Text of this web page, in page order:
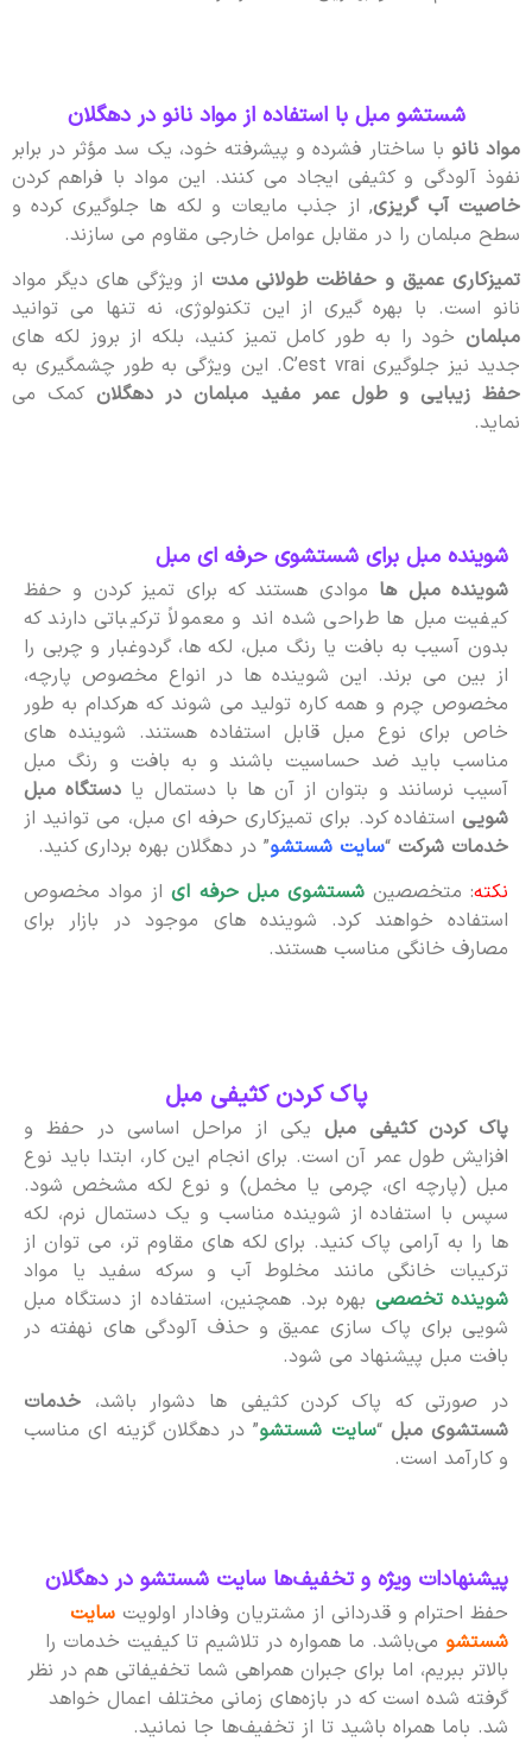
شستشو مبل با استفاده از مواد نانو در دهگلان
مواد نانو با ساختار فشرده و پیشرفته خود، یک سد مؤثر در برابر
نفوذ آلودگی و کثیفی ایجاد می کنند. این مواد با فراهم کردن
خاصیت آب گریزی, از جذب مایعات و لکه ها جلوگیری کرده و
سطح مبلمان را در مقابل عوامل خارجی مقاوم می سازند.
تمیزکاری عمیق و حفاظت طولانی مدتاز ویژگی های دیگر مواد
نانو است. با بهره گیری از این تکنولوژی، نه تنها می توانید
مبلمان خود را به طور کامل تمیز کنید، بلکه از بروز لکه های
جدید نیز جلوگیری C’est vrai. این ویژگی به طور چشمگیری به
حفظ زیبایی و طول عمر مفید مبلمان در دهگلان کمک می
نماید.
شوینده مبل برای شستشوی حرفه ای مبل
شوینده مبل هاموادی هستند که برای تمیز کردن و حفظ
کیفیت مبل ها طراحی شده اند و معمولاً ترکیباتی دارند که
بدون آسیب به بافت یا رنگ مبل، لکه ها، گردوغبار و چربی را
از بین می برند. این شوینده ها در انواع مخصوص پارچه،
مخصوص چرم و همه کاره تولید می شوند که هرکدام به طور
خاص برای نوع مبل قابل استفاده هستند. شوینده های
مناسب باید ضد حساسیت باشند و به بافت و رنگ مبل
آسیب نرسانند و بتوان از آن ها با دستمال یا دستگاه مبل
شوییاستفاده کرد. برای تمیزکاری حرفه ای مبل، می توانید از
خدمات شرکت سایت شستشو” در دهگلان بهره برداری کنید.
نکته: متخصصین شستشوی مبل حرفه ایاز مواد مخصوص
استفاده خواهند کرد. شوینده های موجود در بازار برای
مصارف خانگی مناسب هستند.
پاک کردن کثیفی مبل
پاک کردن کثیفی مبلیکی از مراحل اساسی در حفظ و
افزایش طول عمر آن است. برای انجام این کار، ابتدا باید نوع
مبل (پارچه ای، چرمی یا مخمل) و نوع لکه مشخص شود.
سپس با استفاده از شوینده مناسب و یک دستمال نرم، لکه
ها را به آرامی پاک کنید. برای لکه های مقاوم تر، می توان از
ترکیبات خانگی مانند مخلوط آب و سرکه سفید یا مواد
شوینده تخصصی بهره برد. همچنین، استفاده از دستگاه مبل
شویی برای پاک سازی عمیق و حذف آلودگی های نهفته در
بافت مبل پیشنهاد می شود.
در صورتی که پاک کردن کثیفی ها دشوار باشد، خدمات
شستشوی مبل“سایت شستشو” در دهگلان گزینه ای مناسب
و کارآمد است.
پیشنهادات ویژه و تخفیف‌ها سایت شستشو در دهگلان
حفظ احترام و قدردانی از مشتریان وفادار اولویت سایت
شستشومی‌باشد. ما همواره در تلاشیم تا کیفیت خدمات را
بالاتر ببریم، اما برای جبران همراهی شما تخفیفاتی هم در نظر
گرفته شده است که در بازه‌های زمانی مختلف اعمال خواهد
شد. باما همراه باشید تا از تخفیف‌ها جا نمانید.